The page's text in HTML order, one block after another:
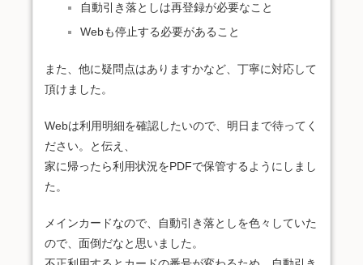
自動引き落としは再登録が必要なこと
Webも停止する必要があること
また、他に疑問点はありますかなど、丁寧に対応して
頂けました。
Webは利用明細を確認したいので、明日まで待ってく
ださい。と伝え、
家に帰ったら利用状況をPDFで保管するようにしまし
た。
メインカードなので、自動引き落としを色々していた
ので、面倒だなと思いました。